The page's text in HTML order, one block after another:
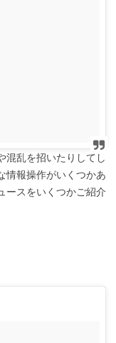
混乱を招いたりしてし
情報操作がいくつかあ
ースをいくつかご紹介